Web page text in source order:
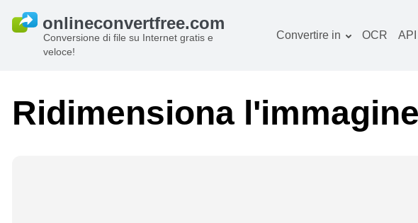
Conversione di file su Internet gratis e
veloce!
Convertire in
Audio convertitore
OCR API
Ridimensiona